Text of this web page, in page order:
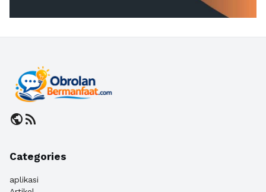
publicrss_feed
Categories
aplikasi